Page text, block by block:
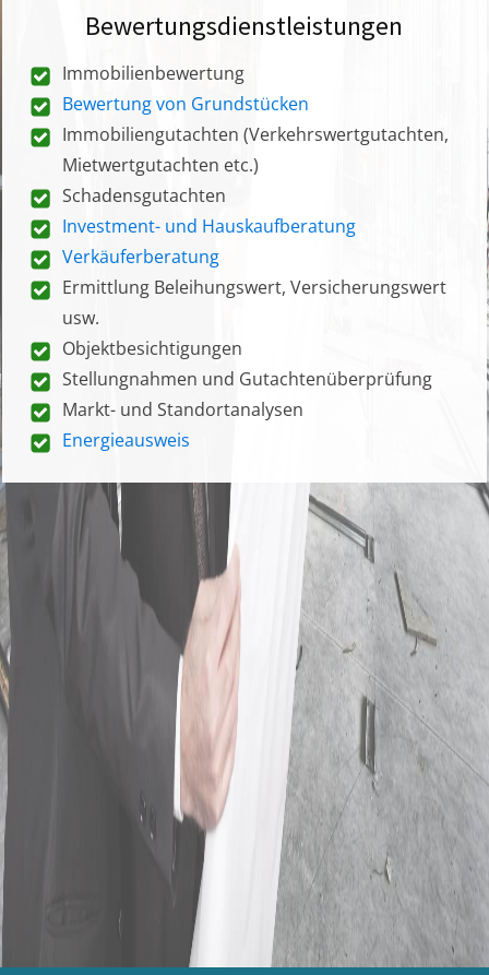
Bewertungsdienstleistungen
Immobilienbewertung
Bewertung von Grundstücken
Immobiliengutachten (Verkehrswertgutachten,
Mietwertgutachten etc.)
Schadensgutachten
Investment- und Hauskaufberatung
Verkäuferberatung
Ermittlung Beleihungswert, Versicherungswert
usw.
Objektbesichtigungen
Stellungnahmen und Gutachtenüberprüfung
Markt- und Standortanalysen
Energieausweis